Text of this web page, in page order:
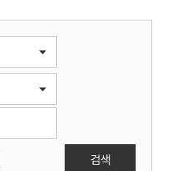
검색